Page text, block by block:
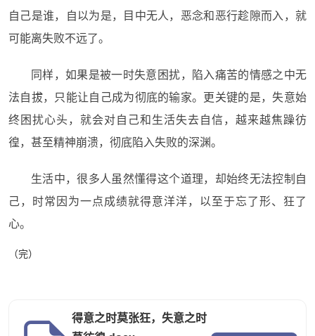
自己是谁，自以为是，目中无人，恶念和恶行趁隙而入，就
可能离失败不远了。
同样，如果是被一时失意困扰，陷入痛苦的情感之中无
法自拔，只能让自己成为彻底的输家。更关键的是，失意始
终困扰心头，就会对自己和生活失去自信，越来越焦躁彷
徨，甚至精神崩溃，彻底陷入失败的深渊。
生活中，很多人虽然懂得这个道理，却始终无法控制自
己，时常因为一点成绩就得意洋洋，以至于忘了形、狂了
心。
（完）
得意之时莫张狂，失意之时